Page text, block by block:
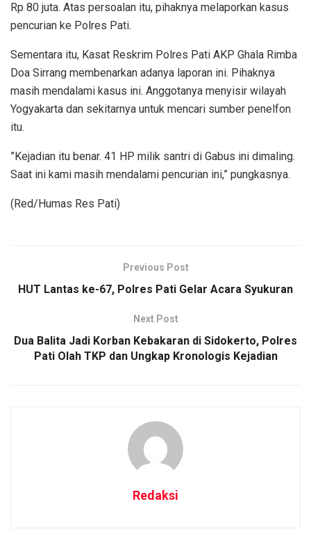
Rp 80 juta. Atas persoalan itu, pihaknya melaporkan kasus
pencurian ke Polres Pati.
Sementara itu, Kasat Reskrim Polres Pati AKP Ghala Rimba
Doa Sirrang membenarkan adanya laporan ini. Pihaknya
masih mendalami kasus ini. Anggotanya menyisir wilayah
Yogyakarta dan sekitarnya untuk mencari sumber penelfon
itu.
”Kejadian itu benar. 41 HP milik santri di Gabus ini dimaling.
Saat ini kami masih mendalami pencurian ini,” pungkasnya.
(Red/Humas Res Pati)
Previous Post
HUT Lantas ke-67, Polres Pati Gelar Acara Syukuran
Next Post
Dua Balita Jadi Korban Kebakaran di Sidokerto, Polres
Pati Olah TKP dan Ungkap Kronologis Kejadian
Redaksi